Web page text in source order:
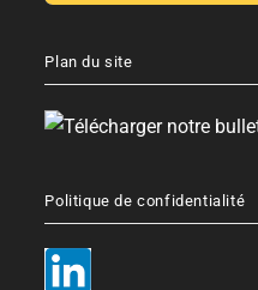
Plan du site
Politique de confidentialité